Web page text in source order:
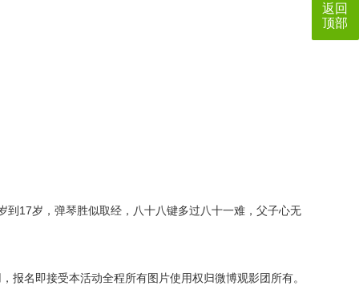
17岁，弹琴胜似取经，八十八键多过八十一难，父子心无
名即接受本活动全程所有图片使用权归微博观影团所有。
返回
顶部